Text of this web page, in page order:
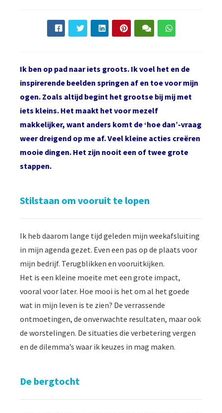
Ik ben op pad naar iets groots. Ik voel het en de
inspirerende beelden springen af en toe voor mijn
ogen. Zoals altijd begint het grootse bij mij met
iets kleins. Het maakt het voor mezelf
makkelijker, want anders komt de ‘hoe dan’-vraag
weer dreigend op me af. Veel kleine acties creëren
mooie dingen. Het zijn nooit een of twee grote
stappen.
Stilstaan om vooruit te lopen
Ik heb daarom lange tijd geleden mijn weekafsluiting
in mijn agenda gezet. Even een pas op de plaats voor
mijn bedrijf. Terugblikken en vooruitkijken.
Het is een kleine moeite met een grote impact,
vooral voor later. Hoe mooi is het om al het goede
wat in mijn leven is te zien? De verrassende
ontmoetingen, de onverwachte resultaten, maar ook
de worstelingen. De situaties die verbetering vergen
en de dilemma’s waar ik keuzes in mag maken.
De bergtocht